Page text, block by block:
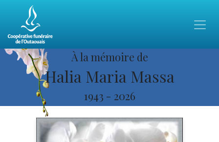
À la mémoire de
Halia Maria Massa
1943 - 2026